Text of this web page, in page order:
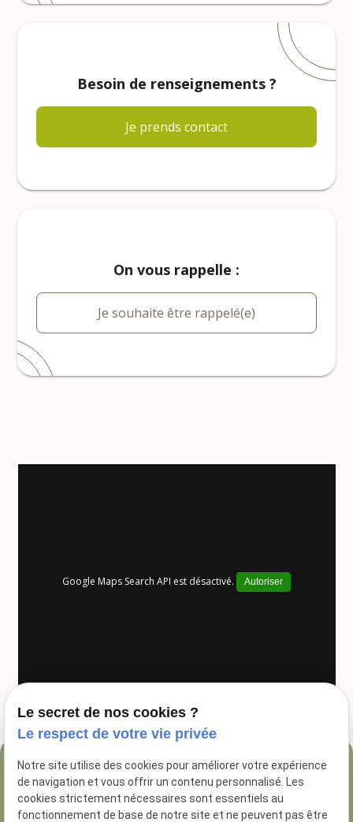
Besoin de renseignements ?
Je prends contact
On vous rappelle :
Je souhaite être rappelé(e)
Google Maps Search API est désactivé. Autoriser
04 84 89 16 47
54 Rue George
13005 Marseille
Le secret de nos cookies ?
Le respect de votre vie privée
Notre site utilise des cookies pour améliorer votre expérience
de navigation et vous offrir un contenu personnalisé. Les
cookies strictement nécessaires sont essentiels au
fonctionnement de base de notre site et ne peuvent pas être